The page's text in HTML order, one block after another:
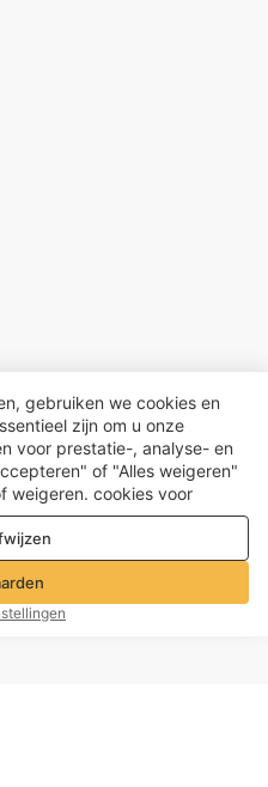
gebruiken we cookies en
zijn om u onze
voor prestatie-, analyse- en
of "Alles weigeren"
weigeren. cookies voor
Voor meer details,